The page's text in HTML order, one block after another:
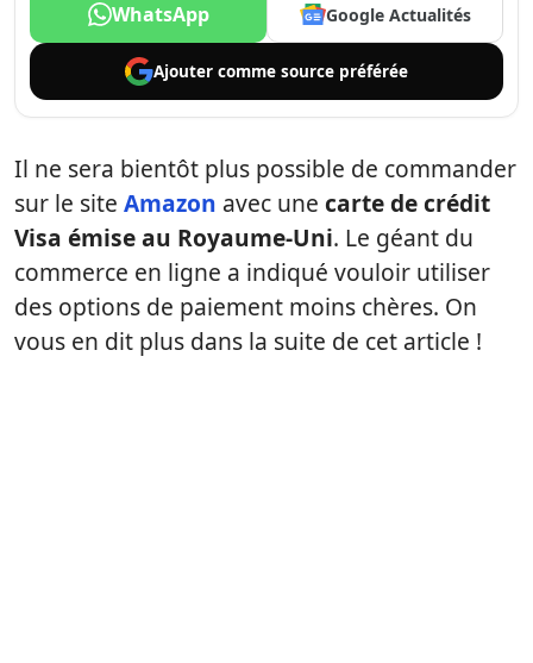
WhatsApp Google Actualités
Ajouter comme source préférée
Il ne sera bientôt plus possible de commander
sur le site Amazon avec une carte de crédit
Visa émise au Royaume-Uni. Le géant du
commerce en ligne a indiqué vouloir utiliser
des options de paiement moins chères. On
vous en dit plus dans la suite de cet article !